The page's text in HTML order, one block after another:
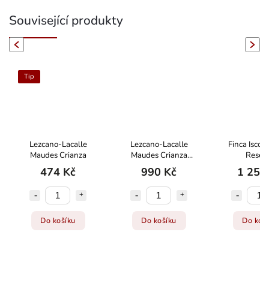
Související produkty
Tip
Lezcano-Lacalle
Maudes Crianza
474 Kč
Do košíku
Lezcano-Lacalle
Maudes Crianza
Magnum
990 Kč
Do košíku
Finca
1 258
Do
Next